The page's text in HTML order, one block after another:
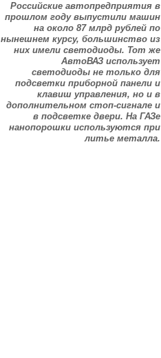
Российские автопредприятия в
прошлом году выпустили машин
на около 87 млрд рублей по
нынешнем курсу, большинство из
них имели светодиоды. Тот же
АвтоВАЗ использует
светодиоды не только для
подсветки приборной панели и
клавиш управления, но и в
дополнительном стоп-сигнале и
в подсветке двери. На ГАЗе
нанопорошки используются при
литье металла.